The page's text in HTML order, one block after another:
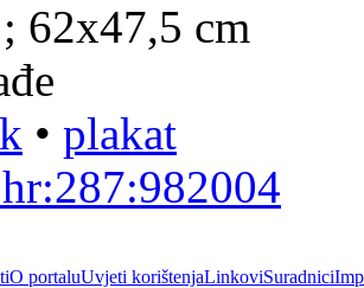
62x47,5 cm
• plakat
O portaluUvjeti korištenjaLinkoviSuradnici